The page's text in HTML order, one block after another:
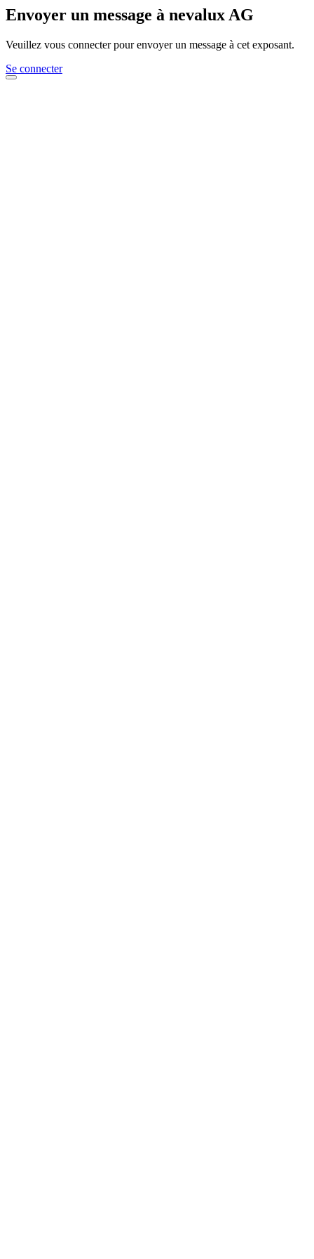
Envoyer un message à nevalux AG
Veuillez vous connecter pour envoyer un message à cet exposant.
Se connecter